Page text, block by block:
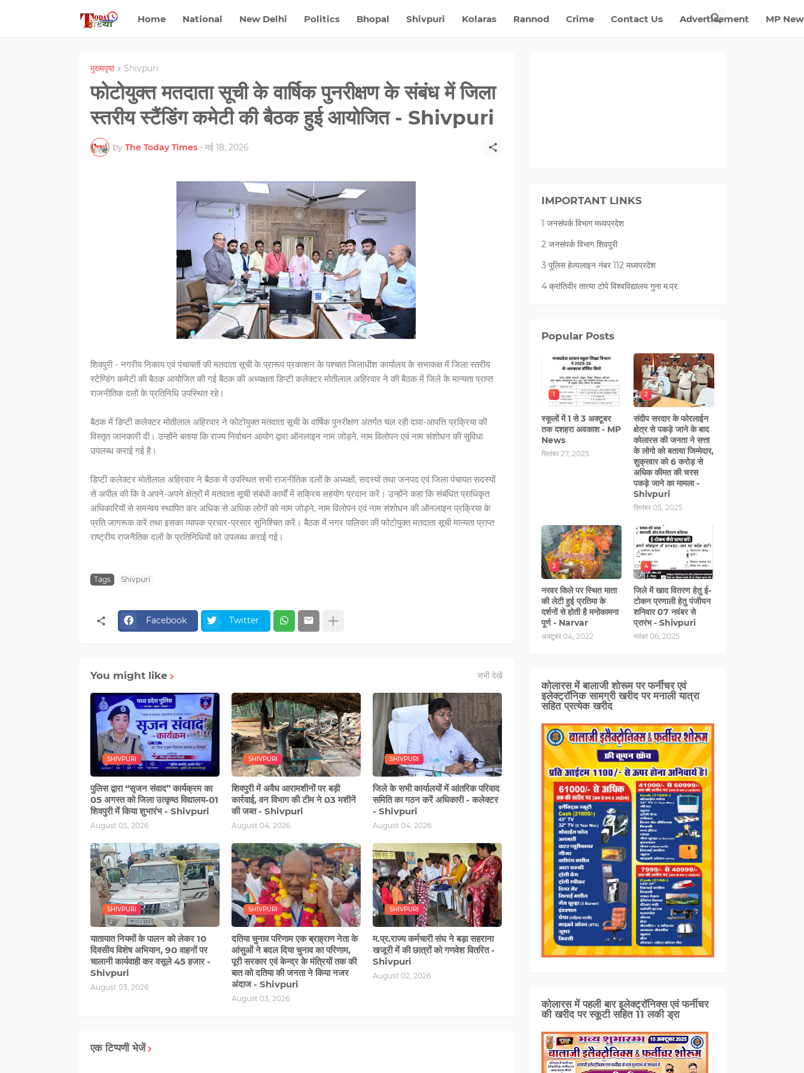
Home National New Delhi Politics Bhopal Shivpuri Kolaras Rannod Crime Contact Us Advertisement MP
मुख्यपृष्ठ Shivpuri
फोटोयुक्त मतदाता सूची के वार्षिक पुनरीक्षण के संबंध में जिला
स्तरीय स्टैंडिंग कमेटी की बैठक हुई आयोजित - Shivpuri
by The Today Times - मई 18, 2026
शिवपुरी - नगरीय निकाय एवं पंचायतों की मतदाता सूची के प्रारूप प्रकाशन के पश्चात जिलाधीश कार्यालय के सभाकक्ष में जिला स्तरीय
स्टेण्डिंग कमेटी की बैठक आयोजित की गई बैठक की अध्यक्षता डिप्टी कलेक्टर मोतीलाल अहिरवार ने की बैठक में जिले के मान्यता प्राप्त
राजनीतिक दलों के प्रतिनिधि उपस्थित रहे।
बैठक में डिप्टी कलेक्टर मोतीलाल अहिरवार ने फोटोयुक्त मतदाता सूची के वार्षिक पुनरीक्षण अंतर्गत चल रही दावा-आपत्ति प्रक्रिया की
विस्तृत जानकारी दी। उन्होंने बताया कि राज्य निर्वाचन आयोग द्वारा ऑनलाइन नाम जोड़ने, नाम विलोपन एवं नाम संशोधन की सुविधा
उपलब्ध कराई गई है।
डिप्टी कलेक्टर मोतीलाल अहिरवार ने बैठक में उपस्थित सभी राजनीतिक दलों के अध्यक्षों, सदस्यों तथा जनपद एवं जिला पंचायत सदस्यों
से अपील की कि वे अपने-अपने क्षेत्रों में मतदाता सूची संबंधी कार्यों में सक्रिय सहयोग प्रदान करें। उन्होंने कहा कि संबंधित प्राधिकृत
अधिकारियों से समन्वय स्थापित कर अधिक से अधिक लोगों को नाम जोड़ने, नाम विलोपन एवं नाम संशोधन की ऑनलाइन प्रक्रिया के
प्रति जागरूक करें तथा इसका व्यापक प्रचार-प्रसार सुनिश्चित करें। बैठक में नगर पालिका की फोटोयुक्त मतदाता सूची मान्यता प्राप्त
राष्ट्रीय राजनैतिक दलों के प्रतिनिधियों को उपलब्ध कराई गई।
Tags Shivpuri
Facebook Twitter
You might like सभी देखें
SHIVPURI
पुलिस द्वारा “सृजन संवाद” कार्यक्रम का
05 अगस्‍त को जिला उत्कृष्ठ विद्यालय-01
शिवपुरी में किया शुभारंभ - Shivpuri
August 05, 2026
SHIVPURI
शिवपुरी में अवैध आरामशीनों पर बड़ी
कार्रवाई, वन विभाग की टीम ने 03 मशीनें
की जब्त - Shivpuri
August 04, 2026
SHIVPURI
जिले के सभी कार्यालयों में आंतरिक परिवाद
समिति का गठन करें अधिकारी - कलेक्टर
- Shivpuri
August 04, 2026
SHIVPURI
यातायात नियमों के पालन को लेकर 10
दिवसीय विशेष अभियान, 90 वाहनों पर
चालानी कार्यवाही कर वसूले 45 हजार -
Shivpuri
August 03, 2026
SHIVPURI
दतिया चुनाव परिणाम एक ब्राह्राण नेता के
आंसुओं ने बदल दिया चुनाव का परिणाम,
पूरी सरकार एवं केन्द्र के मंत्रियों तक की
बात को दतिया की जनता ने किया नजर
अंदाज - Shivpuri
August 03, 2026
SHIVPURI
म.प्र.राज्य कर्मचारी संघ ने बड़ा सहराना
खजूरी में की छात्रों को गणवेश वितरित -
Shivpuri
August 02, 2026
एक टिप्पणी भेजें
IMPORTANT LINKS
1 जनसंपर्क विभाग मध्यप्रदेश
2 जनसंपर्क विभाग शिवपुरी
3 पुलिस हेल्पलाइन नंबर 112 मध्‍यप्रदेश
4 क्रांतिवीर तात्या टोपे विश्वविद्यालय गुना म.प्र.
Popular Posts
1
स्कूलों में 1 से 3 अक्टूबर
तक दशहरा अवकाश - MP
News
सितंबर 27, 2025
2
संदीप सरदार के फोरलाईन
क्षेत्र से पकड़े जाने के बाद
कोलारस की जनता ने सत्ता
के लोगो को बताया जिम्मेदार,
शुक्रवार को 6 करोड़ से
अधिक कीमत की चरस
पकड़े जाने का मामला -
Shivpuri
सितंबर 05, 2025
3
नरवर किले पर स्थित माता
की लेटी हुई प्रतिमा के
दर्शनों से होती है मनोकामना
पूर्ण - Narvar
अक्टूबर 04, 2022
4
जिले में खाद वितरण हेतु ई-
टोकन प्रणाली हेतु पंजीयन
शनिवार 07 नवंबर से
प्रारंभ - Shivpuri
नवंबर 06, 2025
कोलारस में बालाजी शोरूम पर फर्नीचर एवं
इलेक्ट्रॉनिक सामग्री खरीद पर मनाली यात्रा
सहित प्रत्‍येक खरीद
कोलारस में पहली बार इलेक्ट्रॉनिक्स एवं फर्नीचर
की खरीद पर स्कूटी सहित 11 लकी ड्रा